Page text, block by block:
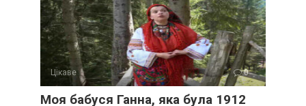
Цікаве 0
Моя бабуся Ганна, яка була 1912